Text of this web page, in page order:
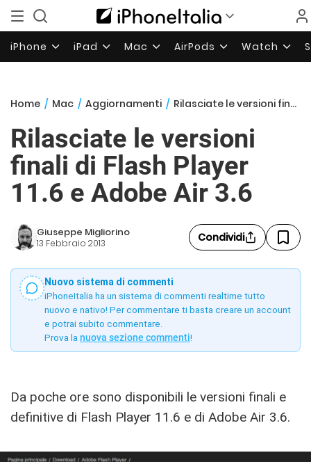
iPhone iPad Mac AirPods Watch
Home / Mac / Aggiornamenti / Rilasciate le versioni finali di Flash Player 11.6 e Adobe Air 3.6
Rilasciate le versioni
finali di Flash Player
11.6 e Adobe Air 3.6
Giuseppe Migliorino
13 Febbraio 2013 Condividi
Nuovo sistema di commenti
iPhoneItalia ha un sistema di commenti realtime tutto
nuovo e nativo! Per commentare ti basta creare un account
e potrai subito commentare.
Prova la nuova sezione commenti!
Da poche ore sono disponibili le versioni finali e
definitive di Flash Player 11.6 e di Adobe Air 3.6.